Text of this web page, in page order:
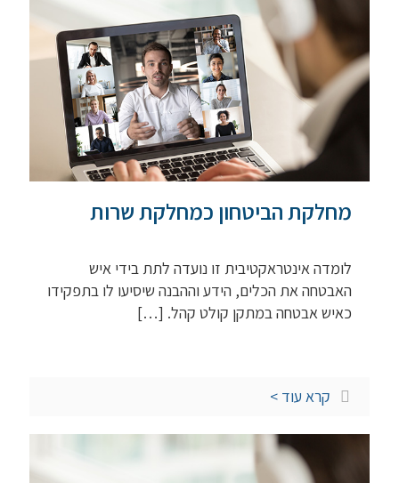
מחלקת הביטחון כמחלקת שרות
לומדה אינטראקטיבית זו נועדה לתת בידי איש
האבטחה את הכלים, הידע וההבנה שיסיעו לו בתפקידו
כאיש אבטחה במתקן קולט קהל. […]
קרא עוד >